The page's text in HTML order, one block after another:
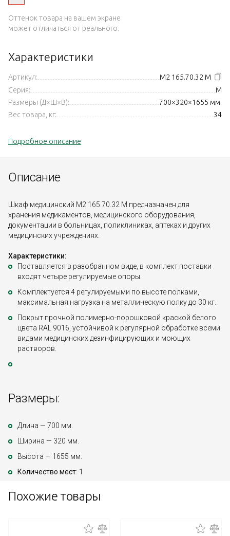
Оттенок товара на вашем экране
может отличаться от реального.
Характеристики
Артикул:
М2 165.70.32 М
Серия:
M
Размеры (Д×Ш×В):
700×320×1655 мм.
Вес товара, кг:
34
Подробное описание
Описание
Шкаф медицинский М2 165.70.32 М предназначен для
хранения медикаментов, медицинского оборудования,
документации в больницах, поликлиниках, аптеках и других
медицинских учреждениях.
Характеристики:
Поставляется в разобранном виде, в комплект поставки
входят четыре регулируемые опоры.
Комплектуется 4 регулируемыми по высоте полками,
максимальная нагрузка на металлическую полку до 30 кг.
Покрыт прочной полимерно-порошковой краской белого
цвета RAL 9016, устойчивой к регулярной обработке всеми
видами медицинских дезинфицирующих и моющих
растворов.
Размеры:
Длина — 700 мм.
Ширина — 320 мм.
Высота — 1655 мм.
Количество мест: 1
Похожие товары